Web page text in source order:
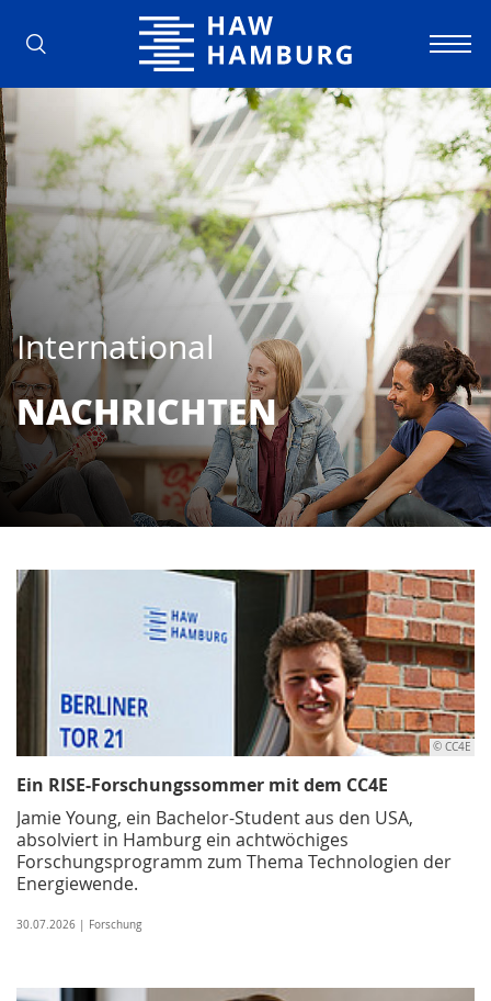
Hochschule für Angewandte
International
NACHRICHTEN
© CC4E
Ein RISE-Forschungssommer mit dem CC4E
Jamie Young, ein Bachelor-Student aus den USA,
absolviert in Hamburg ein achtwöchiges
Forschungsprogramm zum Thema Technologien der
Energiewende.
30.07.2026 | Forschung